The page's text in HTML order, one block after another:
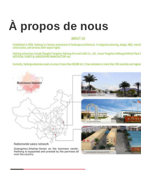
À propos de nous